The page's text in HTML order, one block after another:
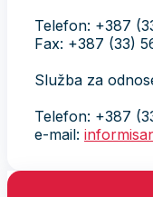
Telefon: +387
Fax: +387 (33)
Služba za
Telefon: +387
e-mail: